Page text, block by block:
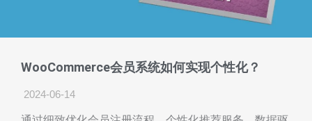
WooCommerce会员系统如何实现个性化？
2024-06-14